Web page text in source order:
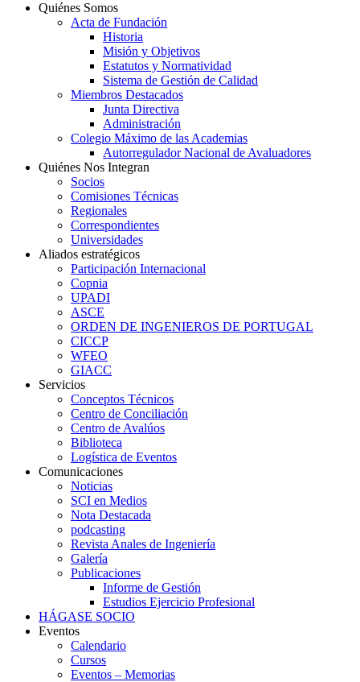
Quiénes Somos
Acta de Fundación
Historia
Misión y Objetivos
Estatutos y Normatividad
Sistema de Gestión de Calidad
Miembros Destacados
Junta Directiva
Administración
Colegio Máximo de las Academias
Autorregulador Nacional de Avaluadores
Quiénes Nos Integran
Socios
Comisiones Técnicas
Regionales
Correspondientes
Universidades
Aliados estratégicos
Participación Internacional
Copnia
UPADI
ASCE
ORDEN DE INGENIEROS DE PORTUGAL
CICCP
WFEO
GIACC
Servicios
Conceptos Técnicos
Centro de Conciliación
Centro de Avalúos
Biblioteca
Logística de Eventos
Comunicaciones
Noticias
SCI en Medios
Nota Destacada
podcasting
Revista Anales de Ingeniería
Galería
Publicaciones
Informe de Gestión
Estudios Ejercicio Profesional
HÁGASE SOCIO
Eventos
Calendario
Cursos
Eventos – Memorias